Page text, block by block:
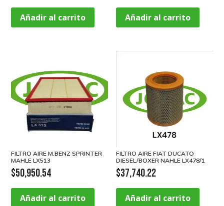
Añadir al carrito Añadir al carrito
FILTRO AIRE M.BENZ SPRINTER
MAHLE LX513
$50,950.54
Añadir al carrito
FILTRO AIRE FIAT DUCATO
DIESEL/BOXER NAHLE LX478/1
$37,740.22
Añadir al carrito